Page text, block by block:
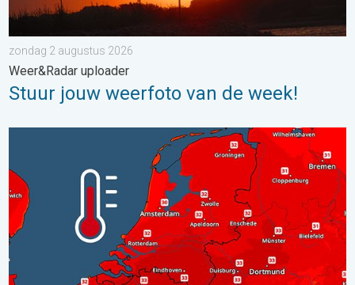
zondag 2 augustus 2026
Weer&Radar uploader
Stuur jouw weerfoto van de week!
Woensdag bijna overal tropisch warm. Tot maximaal 35